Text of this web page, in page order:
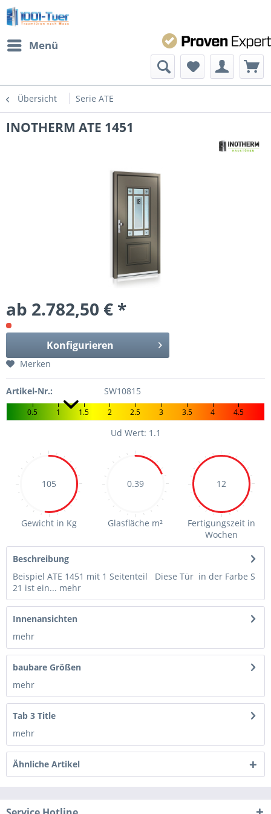
Menü
Übersicht Serie ATE
INOTHERM ATE 1451
ab 2.782,50 € *
Konfigurieren
Merken
Artikel-Nr.: SW10815
0.5 1 1.5 2 2.5 3 3.5 4 4.5
Ud Wert: 1.1
105
Gewicht in Kg
0.39
Glasfläche m²
12
Fertigungszeit in
Wochen
Beschreibung
Beispiel ATE 1451 mit 1 Seitenteil Diese Tür in der Farbe S
21 ist ein... mehr
Innenansichten
mehr
baubare Größen
mehr
Tab 3 Title
mehr
Ähnliche Artikel